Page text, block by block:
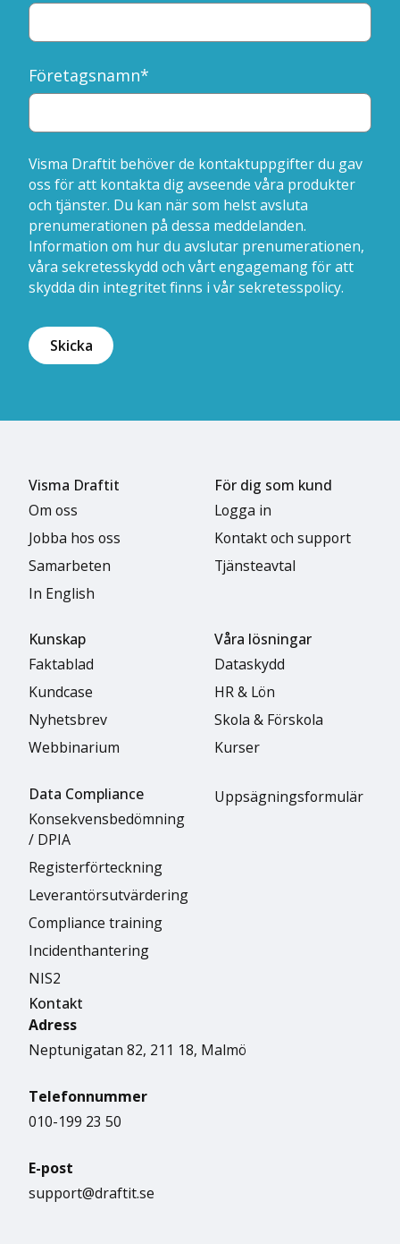
Företagsnamn*
Visma Draftit behöver de kontaktuppgifter du gav
oss för att kontakta dig avseende våra produkter
och tjänster. Du kan när som helst avsluta
prenumerationen på dessa meddelanden.
Information om hur du avslutar prenumerationen,
våra sekretesskydd och vårt engagemang för att
skydda din integritet finns i vår sekretesspolicy.
Visma Draftit
Om oss
Jobba hos oss
Samarbeten
In English
För dig som kund
Logga in
Kontakt och support
Tjänsteavtal
Kunskap
Faktablad
Kundcase
Nyhetsbrev
Webbinarium
Våra lösningar
Dataskydd
HR & Lön
Skola & Förskola
Kurser
Data Compliance
Konsekvensbedömning
/ DPIA
Registerförteckning
Leverantörsutvärdering
Compliance training
Incidenthantering
NIS2
Uppsägningsformulär
Kontakt
Adress
Neptunigatan 82, 211 18, Malmö
Telefonnummer
010-199 23 50
E-post
support@draftit.se